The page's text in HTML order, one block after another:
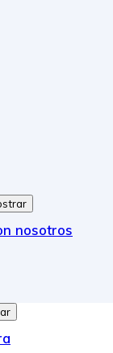
- mostrar
nosotros